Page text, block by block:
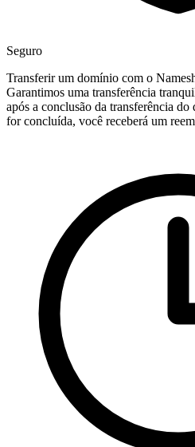
Seguro
Transferir um domínio com o
Garantimos uma transferência
após a conclusão da transferência
for concluída, você receberá um